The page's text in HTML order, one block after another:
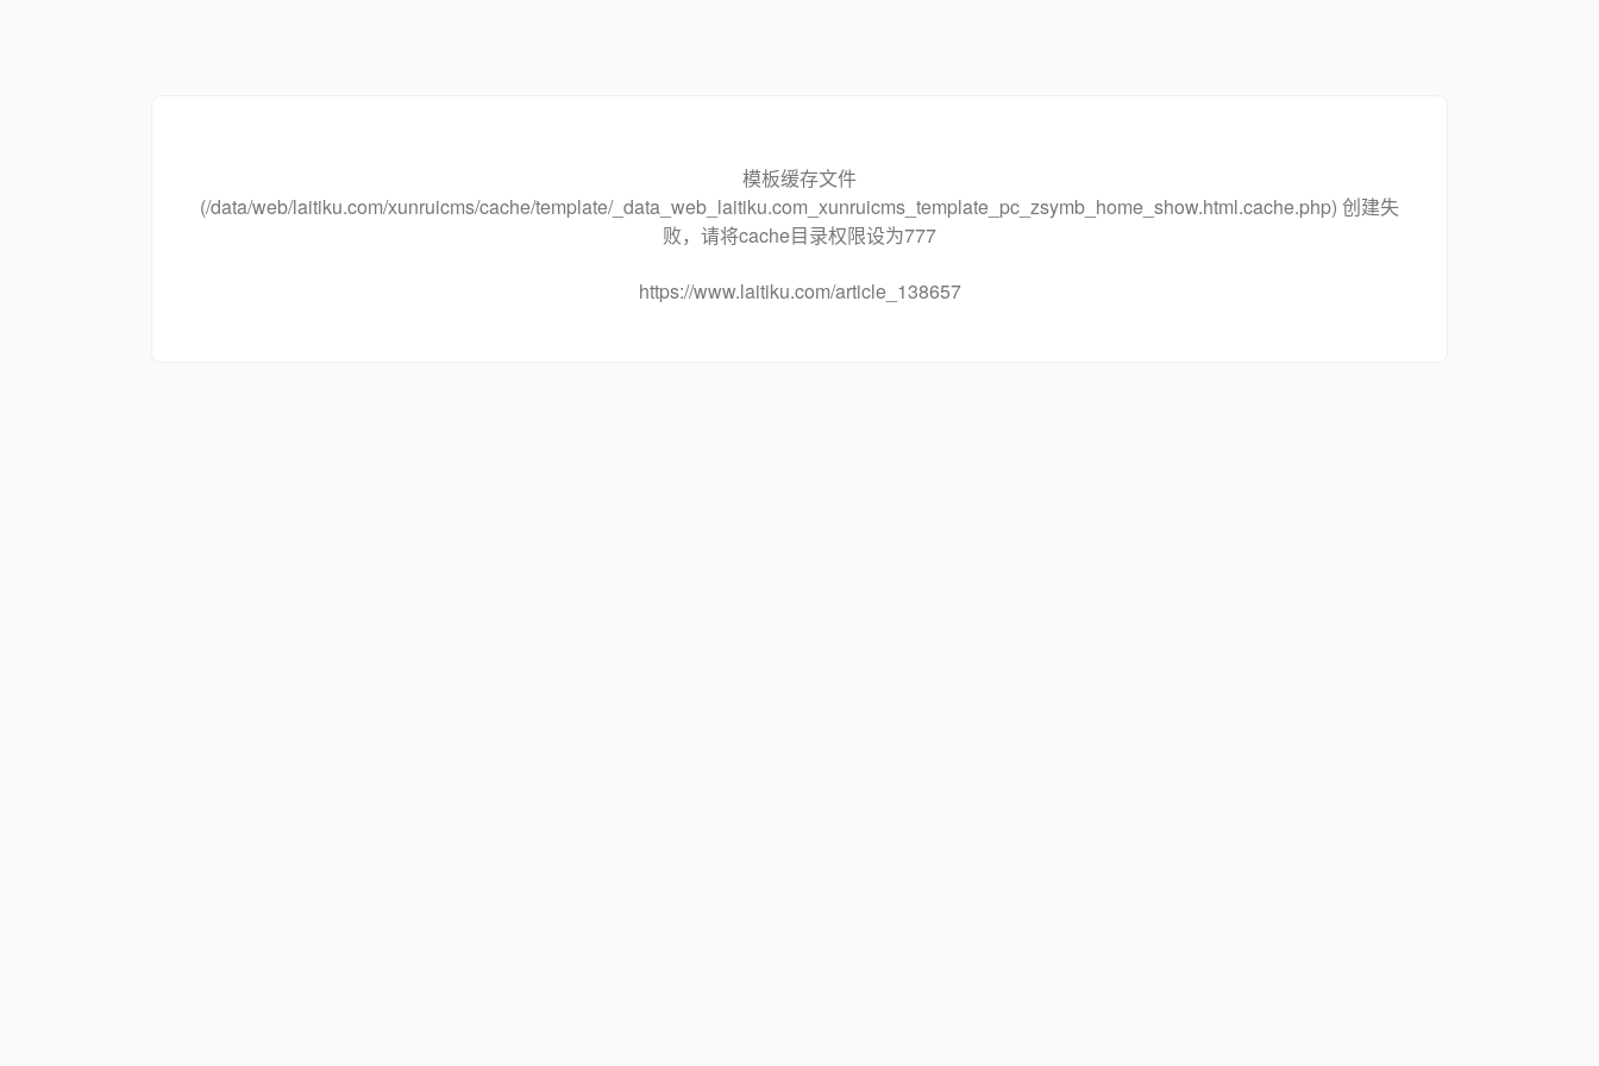
模板缓存文件
(/data/web/laitiku.com/xunruicms/cache/template/_data_web_laitiku.com_xunruicms_template_pc_zsymb_home_show.html.cache.php) 创建失
败，请将cache目录权限设为777
https://www.laitiku.com/article_138657